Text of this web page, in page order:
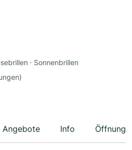
· Sonnenbrillen
Angebote Info